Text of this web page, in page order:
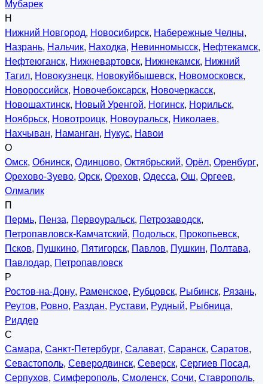
Мубарек
Н
Нижний Новгород, Новосибирск, Набережные Челны,
Назрань, Нальчик, Находка, Невинномысск, Нефтекамск,
Нефтеюганск, Нижневартовск, Нижнекамск, Нижний
Тагил, Новокузнецк, Новокуйбышевск, Новомосковск,
Новороссийск, Новочебоксарск, Новочеркасск,
Новошахтинск, Новый Уренгой, Ногинск, Норильск,
Ноябрьск, Новотроицк, Новоуральск, Николаев,
Нахчыван, Наманган, Нукус, Навои
О
Омск, Обнинск, Одинцово, Октябрьский, Орёл, Оренбург,
Орехово-Зуево, Орск, Орехов, Одесса, Ош, Оргеев,
Олмалик
П
Пермь, Пенза, Первоуральск, Петрозаводск,
Петропавловск-Камчатский, Подольск, Прокопьевск,
Псков, Пушкино, Пятигорск, Павлов, Пушкин, Полтава,
Павлодар, Петропавловск
Р
Ростов-на-Дону, Раменское, Рубцовск, Рыбинск, Рязань,
Реутов, Ровно, Раздан, Рустави, Рудный, Рыбница,
Риддер
С
Самара, Санкт-Петербург, Салават, Саранск, Саратов,
Севастополь, Северодвинск, Северск, Сергиев Посад,
Серпухов, Симферополь, Смоленск, Сочи, Ставрополь,